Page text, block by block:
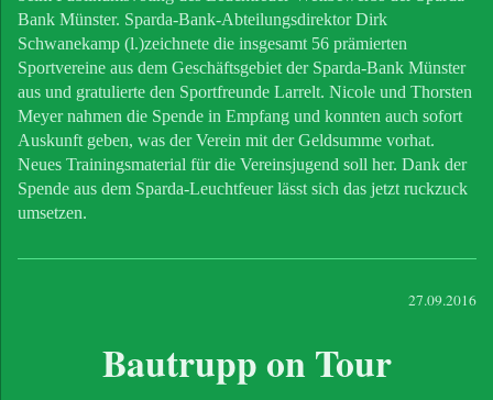
Bank Münster. Sparda-Bank-Abteilungsdirektor Dirk
Schwanekamp (l.)zeichnete die insgesamt 56 prämierten
Sportvereine aus dem Geschäftsgebiet der Sparda-Bank Münster
aus und gratulierte den Sportfreunde Larrelt. Nicole und Thorsten
Meyer nahmen die Spende in Empfang und konnten auch sofort
Auskunft geben, was der Verein mit der Geldsumme vorhat.
Neues Trainingsmaterial für die Vereinsjugend soll her. Dank der
Spende aus dem Sparda-Leuchtfeuer lässt sich das jetzt ruckzuck
umsetzen.
27.09.2016
Bautrupp on Tour